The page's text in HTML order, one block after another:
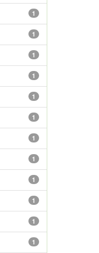
1
1
1
1
1
1
1
1
1
1
1
1